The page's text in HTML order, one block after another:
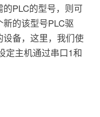
PLC的型号，则可
的该型号PLC驱
备，这里，我们使
定主机通过串口1和